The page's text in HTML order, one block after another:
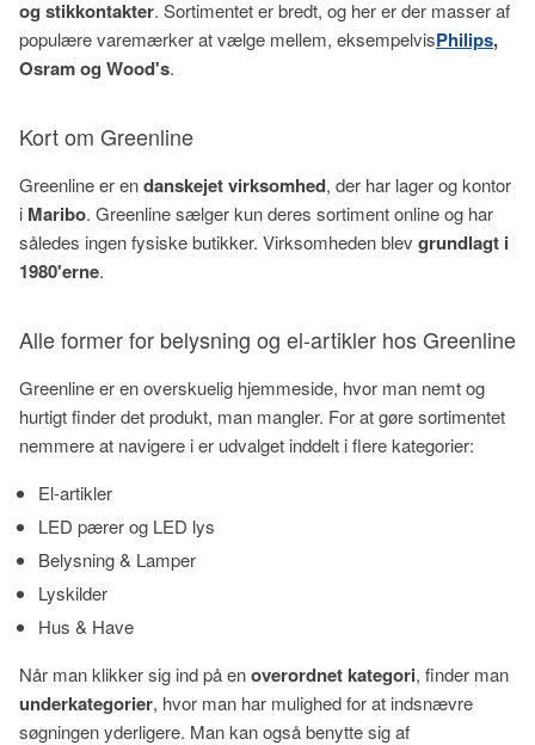
og stikkontakter. Sortimentet er bredt, og her er der masser af
populære varemærker at vælge mellem, eksempelvisPhilips,
Osram og Wood's.
Kort om Greenline
Greenline er endanskejet virksomhed, der har lager og kontor
i Maribo. Greenline sælger kun deres sortiment online og har
således ingen fysiske butikker. Virksomheden blev grundlagt i
1980'erne.
Alle former for belysning og el-artikler hos Greenline
Greenline er en overskuelig hjemmeside, hvor man nemt og
hurtigt finder det produkt, man mangler. For at gøre sortimentet
nemmere at navigere i er udvalget inddelt i flere kategorier:
El-artikler
LED pærer og LED lys
Belysning & Lamper
Lyskilder
Hus & Have
Når man klikker sig ind på enoverordnet kategori, finder man
underkategorier, hvor man har mulighed for at indsnævre
søgningen yderligere. Man kan også benytte sig af